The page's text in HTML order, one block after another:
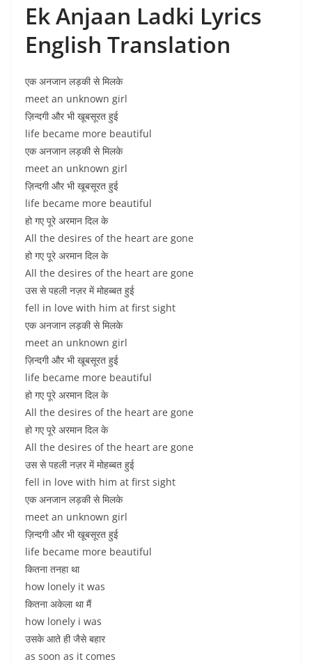
Ek Anjaan Ladki Lyrics
English Translation
एक अनजान लड़की से मिलके
meet an unknown girl
ज़िन्दगी और भी खूबसूरत हुई
life became more beautiful
एक अनजान लड़की से मिलके
meet an unknown girl
ज़िन्दगी और भी खूबसूरत हुई
life became more beautiful
हो गए पूरे अरमान दिल के
All the desires of the heart are gone
हो गए पूरे अरमान दिल के
All the desires of the heart are gone
उस से पहली नज़र में मोहब्बत हुई
fell in love with him at first sight
एक अनजान लड़की से मिलके
meet an unknown girl
ज़िन्दगी और भी खूबसूरत हुई
life became more beautiful
हो गए पूरे अरमान दिल के
All the desires of the heart are gone
हो गए पूरे अरमान दिल के
All the desires of the heart are gone
उस से पहली नज़र में मोहब्बत हुई
fell in love with him at first sight
एक अनजान लड़की से मिलके
meet an unknown girl
ज़िन्दगी और भी खूबसूरत हुई
life became more beautiful
कितना तनहा था
how lonely it was
कितना अकेला था मैं
how lonely i was
उसके आते ही जैसे बहार
as soon as it comes